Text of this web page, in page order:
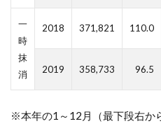
一
時
抹
消
2018 371,821 110.0
2019 358,733 96.5
※本年の1～12月（最下段右か